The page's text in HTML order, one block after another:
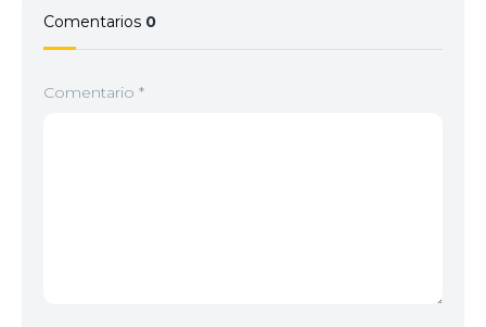
Comentarios 0
Comentario *